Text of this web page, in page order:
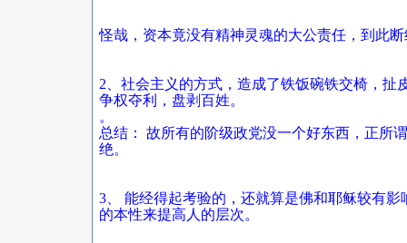
怪哉，资本竟没有精神灵魂的大公责任，到此
2、社会主义的方式，造成了铁饭碗铁交椅，
争权夺利，盘剥百姓。
。
总结： 故所有的阶级政党没一个好东西，正所
绝。
3、 能经得起考验的，还就算是佛和耶稣较有
的本性来提高人的层次。